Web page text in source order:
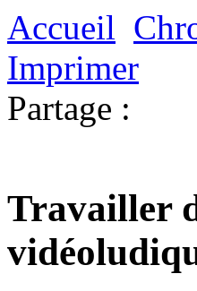
Accueil
Imprimer
Partage :
Travailler